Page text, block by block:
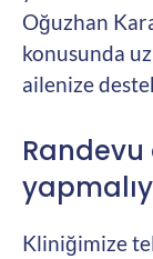
Oğuzhan
konusunda
ailenize
Kliniğimize